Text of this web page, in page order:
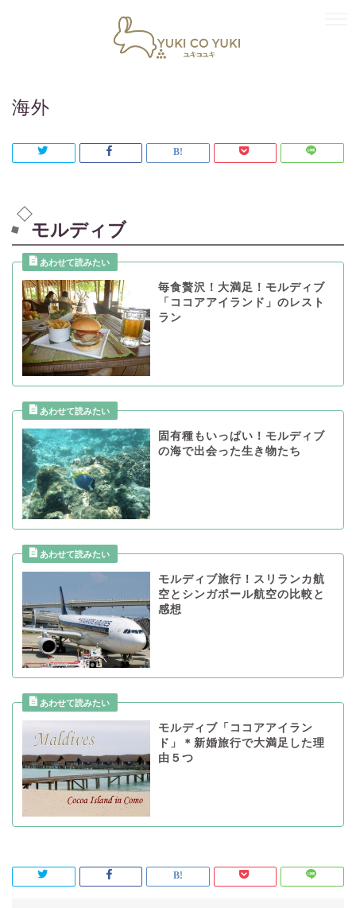
海外
モルディブ
毎食贅沢！大満足！モルディブ
「ココアアイランド」のレスト
ラン
固有種もいっぱい！モルディブ
の海で出会った生き物たち
モルディブ旅行！スリランカ航
空とシンガポール航空の比較と
感想
モルディブ「ココアアイラン
ド」＊新婚旅行で大満足した理
由５つ